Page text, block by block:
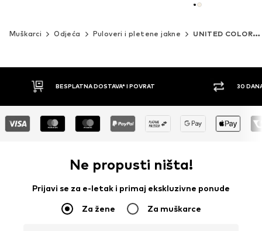
Muškarci Odjeća Puloveri i pletene jakne UNITED COLORS OF BENETTON
30 DANA PRAVO NA POVRAT
Ne propusti ništa!
Prijavi se za e-letak i primaj ekskluzivne ponude
Za žene Za muškarce